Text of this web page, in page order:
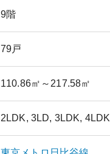
9階
79戸
110.86㎡ ～217.58㎡
2LDK, 3LD, 3LDK, 4LDK